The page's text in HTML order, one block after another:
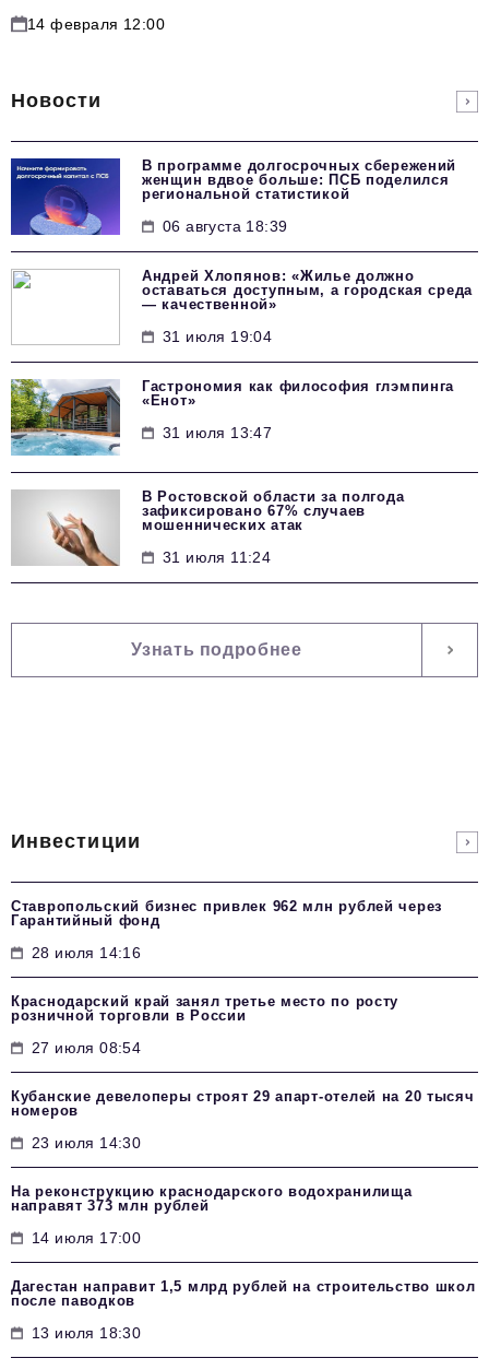
14 февраля 12:00
Новости
В программе долгосрочных сбережений
женщин вдвое больше: ПСБ поделился
региональной статистикой
06 августа 18:39
Андрей Хлопянов: «Жилье должно
оставаться доступным, а городская среда
— качественной»
31 июля 19:04
Гастрономия как философия глэмпинга
«Енот»
31 июля 13:47
В Ростовской области за полгода
зафиксировано 67% случаев
мошеннических атак
31 июля 11:24
Узнать подробнее
Инвестиции
Ставропольский бизнес привлек 962 млн рублей через
Гарантийный фонд
28 июля 14:16
Краснодарский край занял третье место по росту
розничной торговли в России
27 июля 08:54
Кубанские девелоперы строят 29 апарт-отелей на 20 тысяч
номеров
23 июля 14:30
На реконструкцию краснодарского водохранилища
направят 373 млн рублей
14 июля 17:00
Дагестан направит 1,5 млрд рублей на строительство школ
после паводков
13 июля 18:30